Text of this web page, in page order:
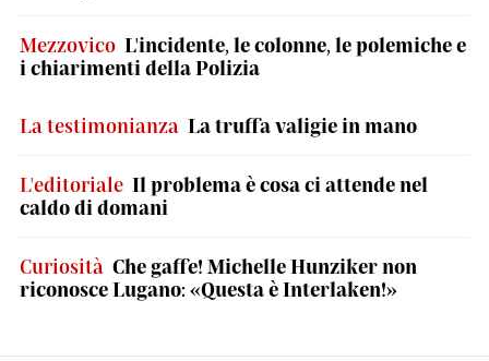
Mezzovico L'incidente, le colonne, le polemiche e
i chiarimenti della Polizia
La testimonianza La truffa valigie in mano
L'editoriale Il problema è cosa ci attende nel
caldo di domani
Curiosità Che gaffe! Michelle Hunziker non
riconosce Lugano: «Questa è Interlaken!»